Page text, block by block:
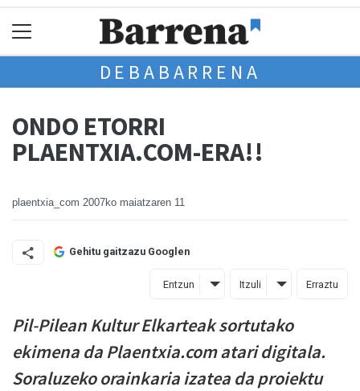
DEBABARRENA
ONDO ETORRI
PLAENTXIA.COM-ERA!!
plaentxia_com 2007ko maiatzaren 11
Gehitu gaitzazu Googlen
Entzun Itzuli Erraztu
Pil-Pilean Kultur Elkarteak sortutako
ekimena da Plaentxia.com atari digitala.
Soraluzeko orainkaria izatea da proiektu